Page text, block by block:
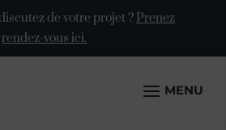
de votre projet ? Prenez
rendez-vous ici.